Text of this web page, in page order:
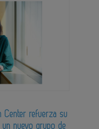
Center refuerza su
nuevo grupo de